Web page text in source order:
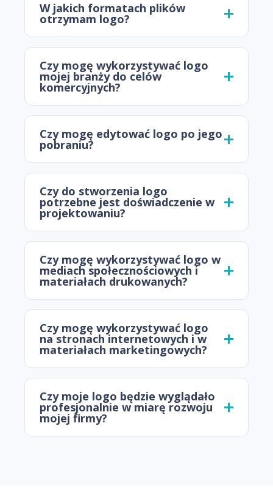
W jakich formatach plików
otrzymam logo?
Czy mogę wykorzystywać logo
mojej branży do celów
komercyjnych?
Czy mogę edytować logo po jego
pobraniu?
Czy do stworzenia logo
potrzebne jest doświadczenie w
projektowaniu?
Czy mogę wykorzystywać logo w
mediach społecznościowych i
materiałach drukowanych?
Czy mogę wykorzystywać logo
na stronach internetowych i w
materiałach marketingowych?
Czy moje logo będzie wyglądało
profesjonalnie w miarę rozwoju
mojej firmy?